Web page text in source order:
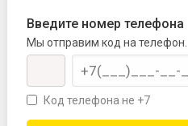
Введите номер телефона
Мы отправим код на телефон.
Код телефона не +7